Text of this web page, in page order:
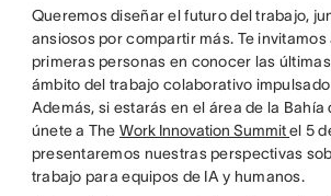
Queremos diseñar el futuro del trabajo,
ansiosos por compartir más. Te invitamos
primeras personas en conocer las
ámbito del trabajo colaborativo
Además, si estarás en el área de la Bahía
únete a TheWork Innovation Summitel 5
presentaremos nuestras perspectivas
trabajo para equipos de IA y humanos.